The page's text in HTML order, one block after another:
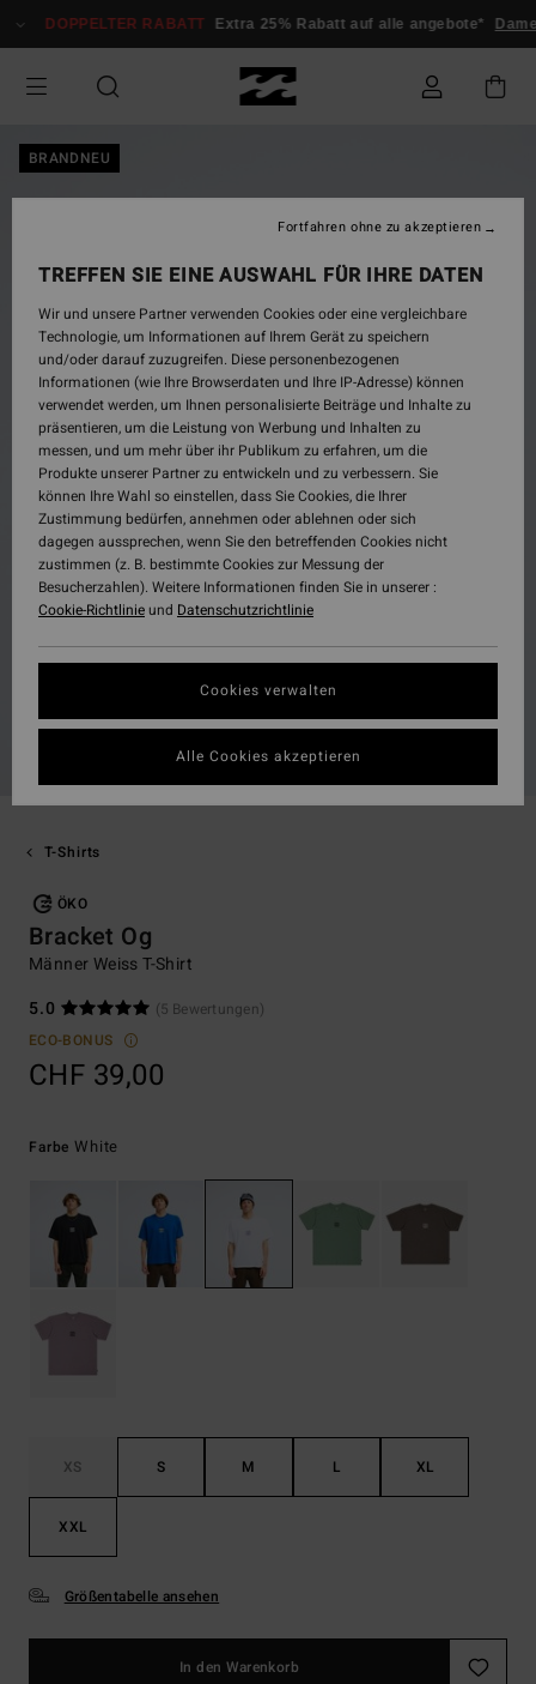
zur
springen
DOPPELTER RABATT Extra 25% Rabatt auf alle angebote*
BRANDNEU
T-Shirts
ÖKO
Bracket Og
Männer Weiss T-Shirt
5.0
(5 Bewertungen)
ECO-BONUS
CHF 39,00
FarbeWhite
XS S M L XL
XXL
Größentabelle ansehen
In den Warenkorb
TREFFEN SIE EINE AUSWAHL FÜR IHRE DATEN
Wir und unsere Partner verwenden Cookies oder eine vergleichbare
Technologie, um Informationen auf Ihrem Gerät zu speichern
und/oder darauf zuzugreifen. Diese personenbezogenen
Informationen (wie Ihre Browserdaten und Ihre IP-Adresse) können
verwendet werden, um Ihnen personalisierte Beiträge und Inhalte zu
präsentieren, um die Leistung von Werbung und Inhalten zu
messen, und um mehr über ihr Publikum zu erfahren, um die
Produkte unserer Partner zu entwickeln und zu verbessern. Sie
können Ihre Wahl so einstellen, dass Sie Cookies, die Ihrer
Zustimmung bedürfen, annehmen oder ablehnen oder sich
dagegen aussprechen, wenn Sie den betreffenden Cookies nicht
zustimmen (z. B. bestimmte Cookies zur Messung der
Besucherzahlen). Weitere Informationen finden Sie in unserer :
Cookie-Richtlinieund Datenschutzrichtlinie
Cookies verwalten
Fortfahren ohne zu akzeptieren
Alle Cookies akzeptieren